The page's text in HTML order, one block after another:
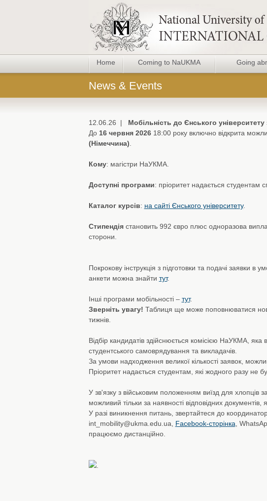
Home Coming to NaUKMA Going
News & Events
12.06.26 | Мобільність до Єнського
До 16 червня 202618:00 року включно відкрита
(Німеччина)
Кому: магістри НаУКМА.
Доступні програми: пріоритет надається студентам
Каталог курсів: на сайті Єнського університету.
Стипендіястановить 992 євро плюс одноразова
сторони.
Покрокову інструкція з підготовки та подачі заявки в
анкети можна знайти тут.
Інші програми мобільності – тут.
Зверніть увагу! Таблиця ще може поповнюватися
тижнів.
Відбір кандидатів здійснюється комісією НаУКМА, яка
студентського самоврядування та викладачів.
За умови надходження великої кількості заявок,
Пріоритет надається студентам, які жодного разу не
У зв'язку з військовим положенням виїзд для хлопців
можливий тільки за наявності відповідних документів,
У разі виникнення питань, звертайтеся до
int_mobility@ukma.edu.ua, Facebook-сторінка ,
працюємо дистанційно.
.